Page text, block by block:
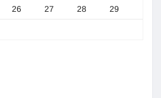
26 27 28 29